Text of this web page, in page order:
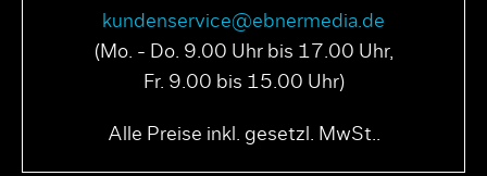
kundenservice@ebnermedia.de
(Mo. - Do. 9.00 Uhr bis 17.00 Uhr,
Fr. 9.00 bis 15.00 Uhr)
Alle Preise inkl. gesetzl. MwSt..